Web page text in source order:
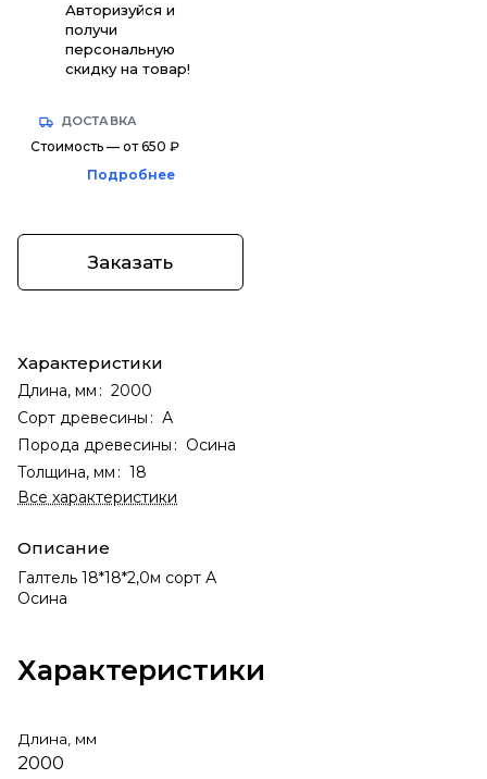
Авторизуйся и
получи
персональную
скидку на товар!
ДОСТАВКА
Стоимость — от 650 ₽
Подробнее
Заказать
Характеристики
Длина, мм : 2000
Сорт древесины : А
Порода древесины : Осина
Толщина, мм : 18
Все характеристики
Описание
Галтель 18*18*2,0м сорт А
Осина
Характеристики
Длина, мм
2000